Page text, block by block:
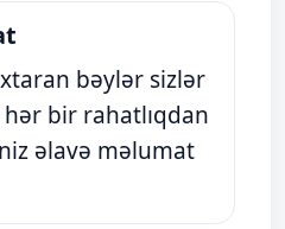
bəylər sizlər
bir rahatlıqdan
əlavə məlumat